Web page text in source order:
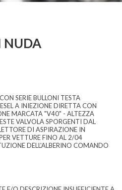
NUDA
SERIE BULLONI TESTA
A INIEZIONE DIRETTA CON
MARCATA "V40" - ALTEZZA
VALVOLA SPORGENTI DAL
DI ASPIRAZIONE IN
VETTURE FINO AL 2/04
DELL'ALBERINO COMANDO